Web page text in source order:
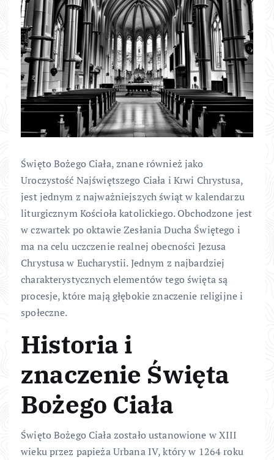
Święto Bożego Ciała, znane również jako
Uroczystość Najświętszego Ciała i Krwi Chrystusa,
jest jednym z najważniejszych świąt w kalendarzu
liturgicznym Kościoła katolickiego. Obchodzone jest
w czwartek po oktawie Zesłania Ducha Świętego i
ma na celu uczczenie realnej obecności Jezusa
Chrystusa w Eucharystii. Jednym z najbardziej
charakterystycznych elementów tego święta są
procesje, które mają głębokie znaczenie religijne i
społeczne.
Historia i
znaczenie Święta
Bożego Ciała
Święto Bożego Ciała zostało ustanowione w XIII
wieku przez papieża Urbana IV, który w 1264 roku